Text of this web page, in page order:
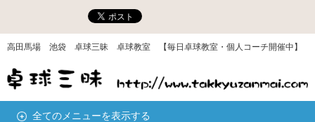
高田馬場 池袋 卓球三昧 卓球教室 【毎日卓球教室・個人コーチ開催中】
全てのメニューを表示する